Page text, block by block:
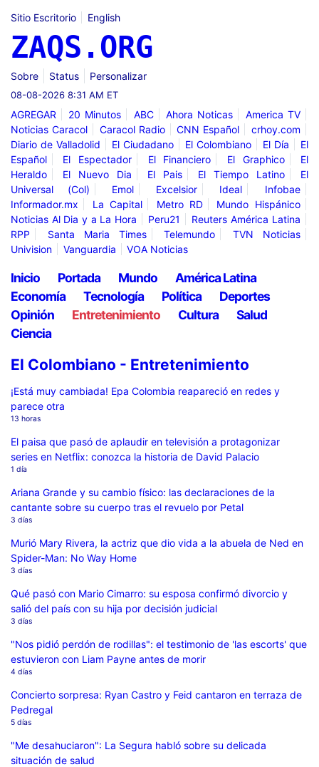
Sitio Escritorio English
ZAQS.ORG
Sobre Status Personalizar
08-08-2026 8:31 AM ET
AGREGAR 20 Minutos ABC Ahora Noticas
America TV
Noticias Caracol
Caracol Radio CNN Español
crhoy.com
Diario de Valladolid
El Ciudadano El Colombiano El Día
El
Español
El Espectador El Financiero El Graphico
El
Heraldo
El Nuevo Dia El Pais El Tiempo Latino
El
Universal (Col)
Emol Excelsior Ideal
Infobae
Informador.mx
La Capital Metro RD
Mundo Hispánico
Noticias Al Dia y a La Hora
Peru21
Reuters América Latina
RPP
Santa Maria Times Telemundo
TVN Noticias
Univision
Vanguardia VOA Noticias
Inicio Portada Mundo
América Latina
Economía
Tecnología Política
Deportes
Opinión
Entretenimiento Cultura
Salud
Ciencia
El Colombiano - Entretenimiento
¡Está muy cambiada! Epa Colombia reapareció en redes y
parece otra
13 horas
El paisa que pasó de aplaudir en televisión a protagonizar
series en Netflix: conozca la historia de David Palacio
1 día
Ariana Grande y su cambio físico: las declaraciones de la
cantante sobre su cuerpo tras el revuelo por Petal
3 días
Murió Mary Rivera, la actriz que dio vida a la abuela de Ned en
Spider-Man: No Way Home
3 días
Qué pasó con Mario Cimarro: su esposa confirmó divorcio y
salió del país con su hija por decisión judicial
3 días
"Nos pidió perdón de rodillas": el testimonio de 'las escorts' que
estuvieron con Liam Payne antes de morir
4 días
Concierto sorpresa: Ryan Castro y Feid cantaron en terraza de
Pedregal
5 días
"Me desahuciaron": La Segura habló sobre su delicada
situación de salud